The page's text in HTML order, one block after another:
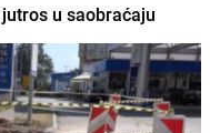
u saobraćaju